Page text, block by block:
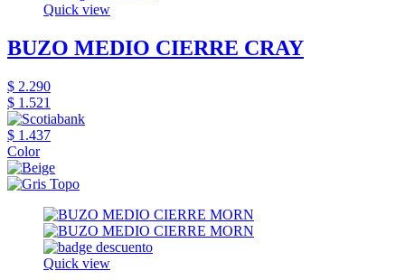
Quick view
BUZO MEDIO CIERRE CRAY
$ 2.290
$ 1.521
$ 1.437
Color
Quick view